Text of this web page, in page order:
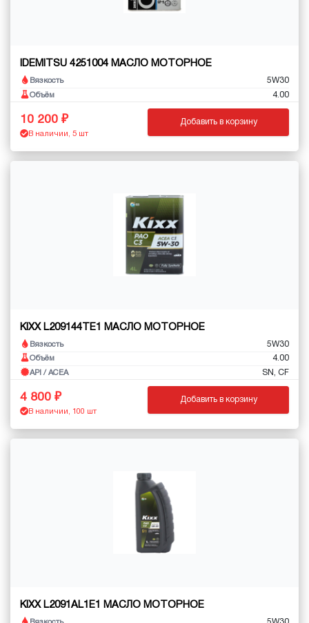
IDEMITSU 4251004 МАСЛО МОТОРНОЕ
Вязкость 5W30
Объём 4.00
10 200
В наличии, 5 шт
Добавить в корзину
KIXX L209144TE1 МАСЛО МОТОРНОЕ
Вязкость 5W30
Объём 4.00
API / ACEA SN, CF
4 800
В наличии, 100 шт
Добавить в корзину
KIXX L2091AL1E1 МАСЛО МОТОРНОЕ